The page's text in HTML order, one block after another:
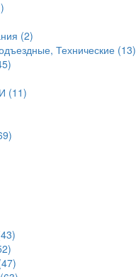
(2)
Технические (13)
(11)